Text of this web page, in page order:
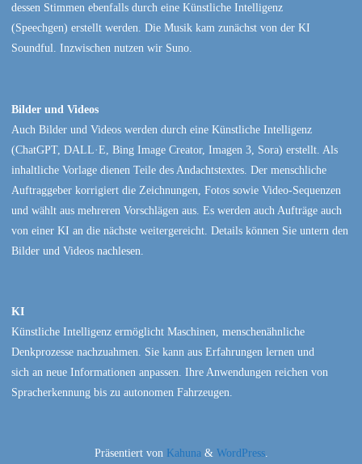
dessen Stimmen ebenfalls durch eine Künstliche Intelligenz
(Speechgen) erstellt werden. Die Musik kam zunächst von der KI
Soundful. Inzwischen nutzen wir Suno.
Bilder und Videos
Auch Bilder und Videos werden durch eine Künstliche Intelligenz
(ChatGPT, DALL·E, Bing Image Creator, Imagen 3, Sora) erstellt. Als
inhaltliche Vorlage dienen Teile des Andachtstextes. Der menschliche
Auftraggeber korrigiert die Zeichnungen, Fotos sowie Video-Sequenzen
und wählt aus mehreren Vorschlägen aus. Es werden auch Aufträge auch
von einer KI an die nächste weitergereicht. Details können Sie untern den
Bilder und Videos nachlesen.
KI
Künstliche Intelligenz ermöglicht Maschinen, menschenähnliche
Denkprozesse nachzuahmen. Sie kann aus Erfahrungen lernen und
sich an neue Informationen anpassen. Ihre Anwendungen reichen von
Spracherkennung bis zu autonomen Fahrzeugen.
Präsentiert vonKahuna& WordPress.